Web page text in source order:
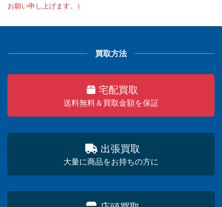
お願い申し上げます。）
買取方法
宅配買取
送料無料＆買取金額を保証
出張買取
大量に商品をお持ちの方に